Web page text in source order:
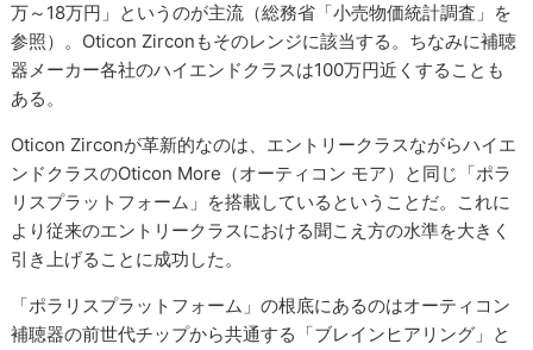
万～18万円」というのが主流（総務省「小売物価統計調査」を
参照）。Oticon Zirconもそのレンジに該当する。ちなみに補聴
器メーカー各社のハイエンドクラスは100万円近くすることも
ある。
Oticon Zirconが革新的なのは、エントリークラスながらハイエ
ンドクラスのOticon More（オーティコン モア）と同じ「ポラ
リスプラットフォーム」を搭載しているということだ。これに
より従来のエントリークラスにおける聞こえ方の水準を大きく
引き上げることに成功した。
「ポラリスプラットフォーム」の根底にあるのはオーティコン
補聴器の前世代チップから共通する「ブレインヒアリング」と